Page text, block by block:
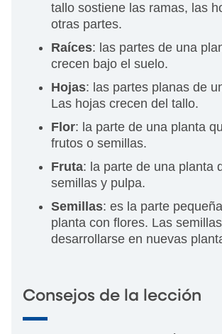
tallo sostiene las ramas, las
otras partes.
Raíces: las partes de una
crecen bajo el suelo.
Hojas: las partes planas de
Las hojas crecen del tallo.
Flor: la parte de una planta
frutos o semillas.
Fruta: la parte de una planta
semillas y pulpa.
Semillas: es la parte
planta con flores. Las
desarrollarse en nuevas
Consejos de la lección